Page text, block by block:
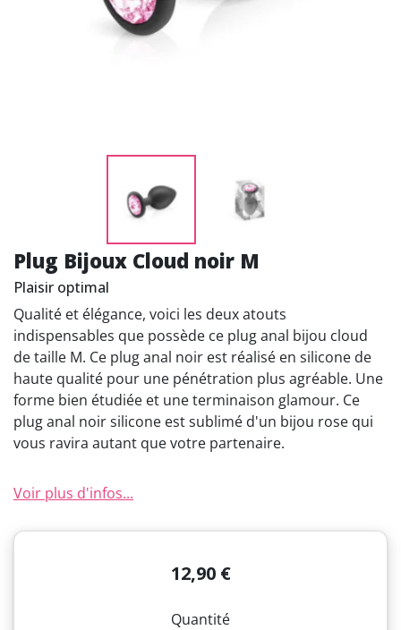
Plug Bijoux Cloud noir M
Plaisir optimal
Qualité et élégance, voici les deux atouts
indispensables que possède ce plug anal bijou cloud
de taille M. Ce plug anal noir est réalisé en silicone de
haute qualité pour une pénétration plus agréable. Une
forme bien étudiée et une terminaison glamour. Ce
plug anal noir silicone est sublimé d'un bijou rose qui
vous ravira autant que votre partenaire.
Voir plus d'infos...
12,90 €
Quantité